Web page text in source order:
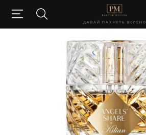
ДАВАЙ ПАХНУТЬ ВКУСНО